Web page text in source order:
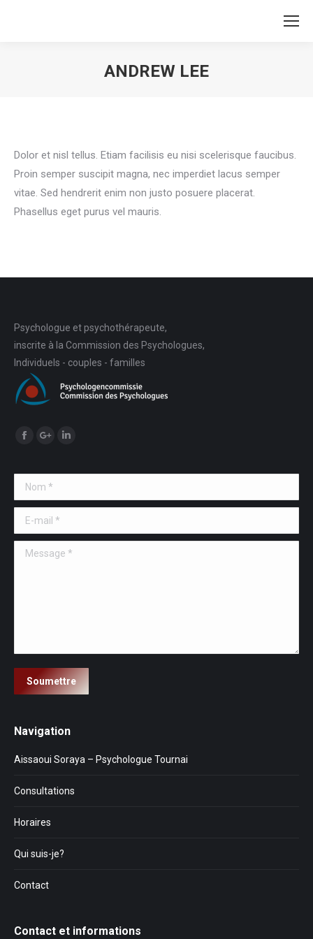
ANDREW LEE
Dolor et nisl tellus. Etiam facilisis eu nisi scelerisque faucibus.
Proin semper suscipit magna, nec imperdiet lacus semper
vitae. Sed hendrerit enim non justo posuere placerat.
Phasellus eget purus vel mauris.
Psychologue et psychothérapeute,
inscrite à la Commission des Psychologues,
Individuels - couples - familles
Trouvez nous sur :
Facebook
Nom *
E-mail *
Message *
Soumettre
Navigation
Aissaoui Soraya – Psychologue Tournai
Consultations
Horaires
Qui suis-je?
Contact
Contact et informations